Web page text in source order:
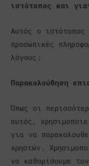
ιστότοπος και
Αυτός ο ιστότοπος
προσωπικές
λόγους:
Παρακολούθηση
Όπως οι
αυτός,
για να
χρηστών.
να καθορίσουμε